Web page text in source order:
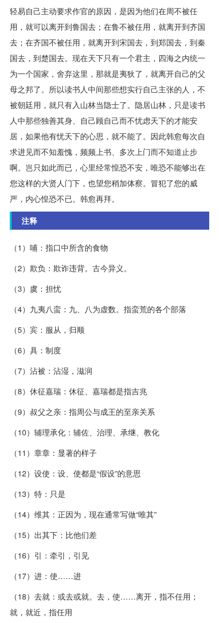
轻易自己主动要求作官的原因，是因为他们在周不被任
用，就可以离开到鲁国去；在鲁不被任用，就离开到齐国
去；在齐国不被任用，就离开到宋国去，到郑国去，到秦
国去，到楚国去。现在天下只有一个君主，四海之内统一
为一个国家，舍弃这里，那就是夷狄了，就离开自己的父
母之邦了。所以读书人中间那些想实行自己主张的人，不
被朝廷用，就只有入山林当隐士了。隐居山林，只是读书
人中那些独善其身、自己顾自己而不忧虑天下的才能安
居，如果他有忧天下的心思，就不能了。因此韩愈每次自
求进见而不知羞愧，频频上书、多次上门而不知道止步
啊。岂只如此而已，心里经常惶恐不安，唯恐不能够出在
您这样的大贤人门下，也望您稍加体察。冒犯了您的威
严，内心惶恐不已。韩愈再拜。
注释
（1）哺：指口中所含的食物
（2）欺负：欺诈违背。古今异义。
（3）虞：担忧
（4）九夷八蛮：九、八为虚数。指蛮荒的各个部落
（5）宾：服从，归顺
（6）具：制度
（7）沾被：沾湿，滋润
（8）休征嘉瑞：休征、嘉瑞都是指吉兆
（9）叔父之亲：指周公与成王的至亲关系
（10）辅理承化：辅佐、治理、承继、教化
（11）章章：显著的样子
（12）设使：设、使都是“假设”的意思
（13）特：只是
（14）维其：正因为，现在通常写做“唯其”
（15）出其下：比他们差
（16）引：牵引，引见
（17）进：使……进
（18）去就：或去或就。去，使……离开，指不任用；
就，就近，指任用